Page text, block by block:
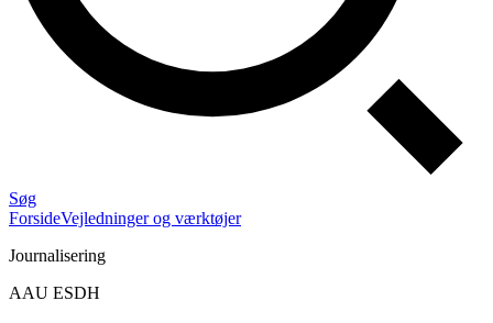
Søg
ForsideVejledninger og værktøjer
Journalisering
AAU ESDH